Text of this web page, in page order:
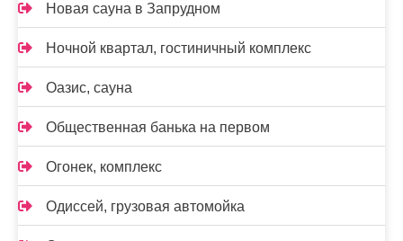
Новая сауна в Запрудном
Ночной квартал, гостиничный комплекс
Оазис, сауна
Общественная банька на первом
Огонек, комплекс
Одиссей, грузовая автомойка